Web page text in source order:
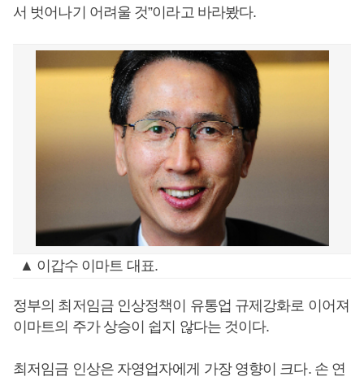
서 벗어나기 어려울 것”이라고 바라봤다.
▲ 이갑수 이마트 대표.
정부의 최저임금 인상정책이 유통업 규제강화로 이어져
이마트의 주가 상승이 쉽지 않다는 것이다.
최저임금 인상은 자영업자에게 가장 영향이 크다. 손 연